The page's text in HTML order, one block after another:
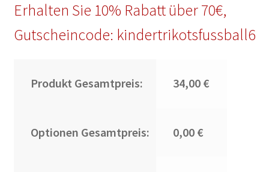
Erhalten Sie 10% Rabatt über 70€,
Gutscheincode: kindertrikotsfussball6
Produkt Gesamtpreis: 34,00 €
Optionen Gesamtpreis: 0,00 €